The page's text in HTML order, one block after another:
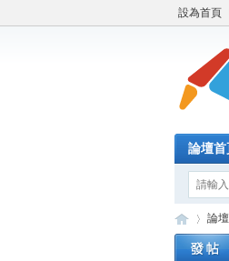
設為首頁
論壇首
論